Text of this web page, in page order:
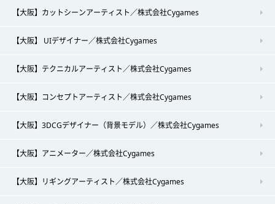
【大阪】カットシーンアーティスト／株式会社Cygames
【大阪】 UIデザイナー／株式会社Cygames
【大阪】テクニカルアーティスト／株式会社Cygames
【大阪】コンセプトアーティスト／株式会社Cygames
【大阪】3DCGデザイナー（背景モデル）／株式会社Cygames
【大阪】アニメーター／株式会社Cygames
【大阪】リギングアーティスト／株式会社Cygames